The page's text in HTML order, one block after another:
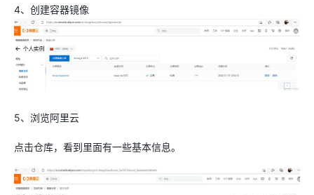
4、创建容器镜像
5、浏览阿里云
点击仓库，看到里面有一些基本信息。